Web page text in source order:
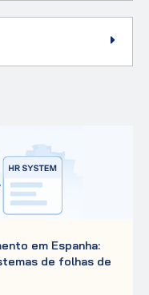
em Espanha:
de folhas de